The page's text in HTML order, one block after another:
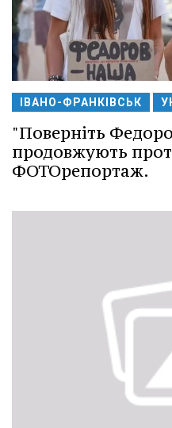
ІВАНО-ФРАНКІВСЬК
"Поверніть
продовжують
ФОТОрепортаж.